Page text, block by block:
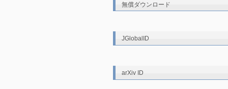
無償ダウンロード
JGlobalID
arXiv ID